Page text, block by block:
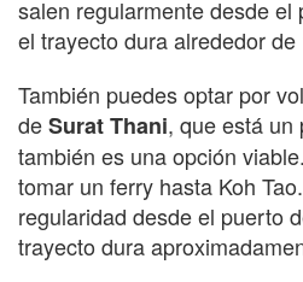
salen regularmente desde
el trayecto dura alrededor
También puedes optar por
deSurat Thani, que está un
también es una opción
tomar un ferry hasta Koh
regularidad desde el puerto
trayecto dura